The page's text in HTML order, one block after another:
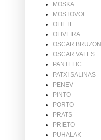
MOSKA
MOSTOVOI
OLIETE
OLIVEIRA
OSCAR BRUZON
OSCAR VALES
PANTELIC
PATXI SALINAS
PENEV
PINTO
PORTO
PRATS
PRIETO
PUHALAK